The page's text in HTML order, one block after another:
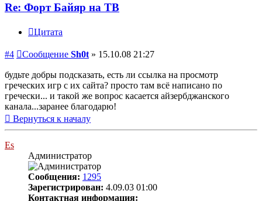
Re: Форт Байяр на ТВ
Цитата
#4 Сообщение Sh0t » 15.10.08 21:27
будьте добры подсказать, есть ли ссылка на просмотр
греческих игр с их сайта? просто там всё написано по
гречески... и такой же вопрос касается айзербджанского
канала...заранее благодарю!
Вернуться к началу
Es
Администратор
Сообщения: 1295
Зарегистрирован: 4.09.03 01:00
Контактная информация: